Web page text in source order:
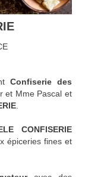
Confiserie des
et Mme Pascal et
CONFISERIE
épiceries fines et